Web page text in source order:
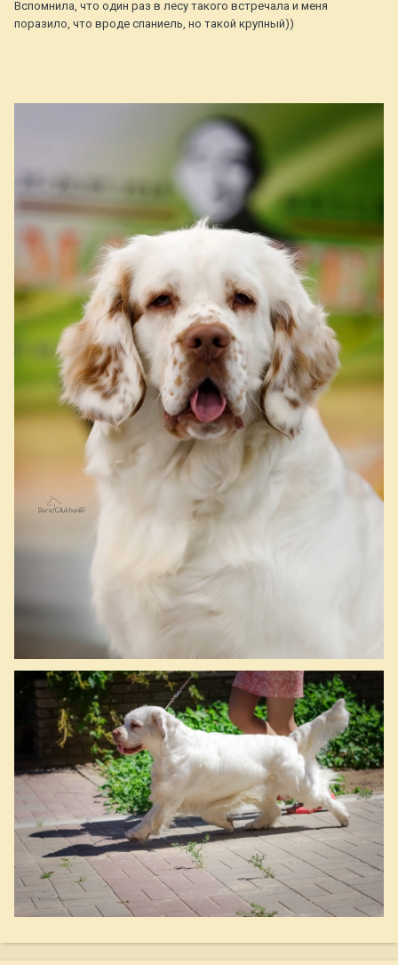
Вспомнила, что один раз в лесу такого встречала и меня
поразило, что вроде спаниель, но такой крупный))